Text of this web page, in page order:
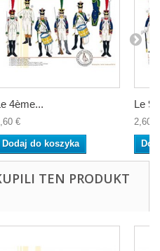
4ème...
€
Dodaj do koszyka
Le
2,60 €
TEN PRODUKT